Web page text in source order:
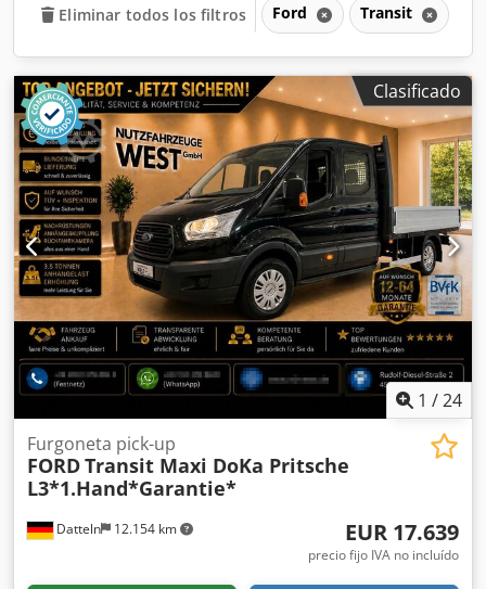
Eliminar todos los filtros Ford Transit
Clasificado
1 /24
Datteln 12.154 km
Furgoneta pick-up
FORDTransit Maxi DoKa Pritsche
L3*1.Hand*Garantie*
EUR 17.639
precio fijo IVA no incluído